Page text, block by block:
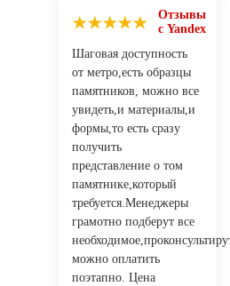
Отзывы
с Yandex
Шаговая доступность
от метро,есть образцы
памятников, можно все
увидеть,и материалы,и
формы,то есть сразу
получить
представление о том
памятнике,который
требуется.Менеджеры
грамотно подберут все
можно оплатить
поэтапно. Цена